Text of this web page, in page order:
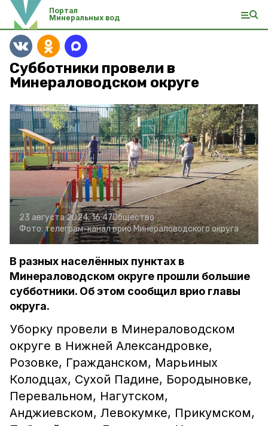
Портал
Минеральных вод
Субботники провели в
Минераловодском округе
23 августа 2024, 16:47Общество
Фото:телеграм-канал врио Минераловодского округа
В разных населённых пунктах в
Минераловодском округе прошли большие
субботники. Об этом сообщил врио главы
округа.
Уборку провели в Минераловодском
округе в Нижней Александровке,
Розовке, Гражданском, Марьиных
Колодцах, Сухой Падине, Бородыновке,
Перевальном, Нагутском,
Анджиевском, Левокумке, Прикумском,